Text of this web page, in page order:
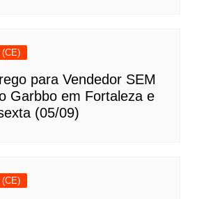
(CE)
para Vendedor SEM
Garbbo em Fortaleza e
(05/09)
(CE)